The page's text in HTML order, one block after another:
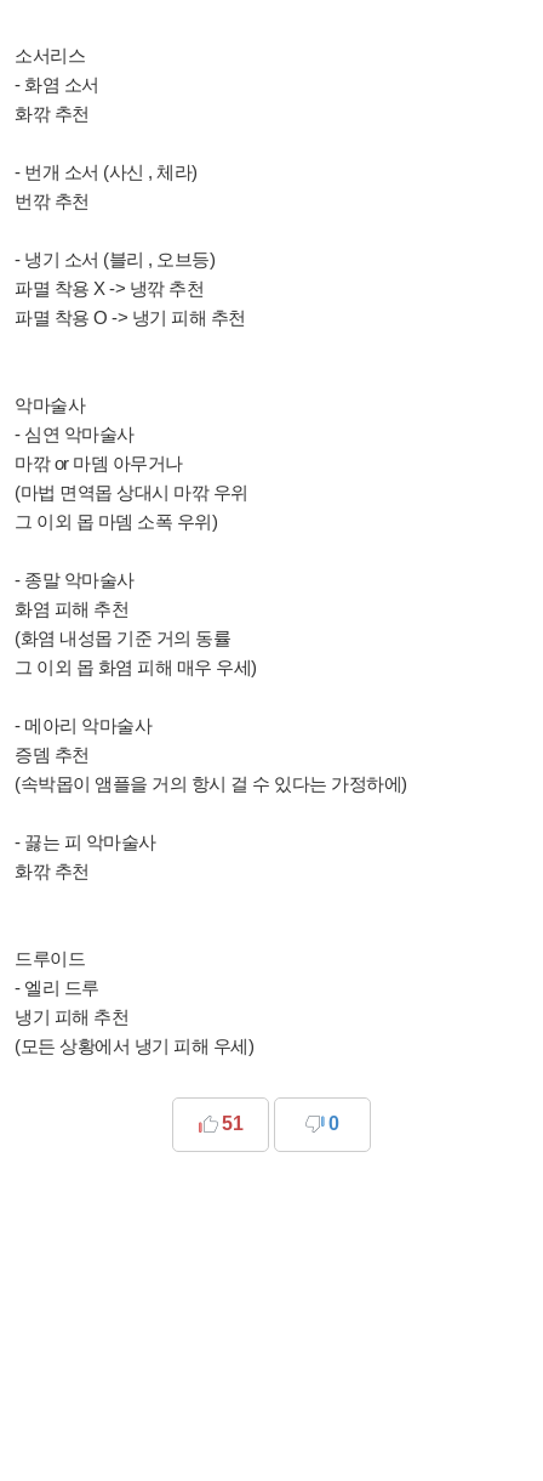
소서리스
- 화염 소서
화깎 추천
- 번개 소서 (사신 , 체라)
번깎 추천
- 냉기 소서 (블리 , 오브등)
파멸 착용 X -> 냉깎 추천
파멸 착용 O -> 냉기 피해 추천
악마술사
- 심연 악마술사
마깎 or 마뎀 아무거나
(마법 면역몹 상대시 마깎 우위
그 이외 몹 마뎀 소폭 우위)
- 종말 악마술사
화염 피해 추천
(화염 내성몹 기준 거의 동률
그 이외 몹 화염 피해 매우 우세)
- 메아리 악마술사
증뎀 추천
(속박몹이 앰플을 거의 항시 걸 수 있다는 가정하에)
- 끓는 피 악마술사
화깎 추천
드루이드
- 엘리 드루
냉기 피해 추천
(모든 상황에서 냉기 피해 우세)
51 0